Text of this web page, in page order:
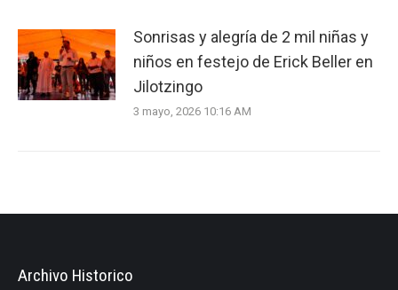
Sonrisas y alegría de 2 mil niñas y
niños en festejo de Erick Beller en
Jilotzingo
3 mayo, 2026 10:16 AM
Archivo Historico